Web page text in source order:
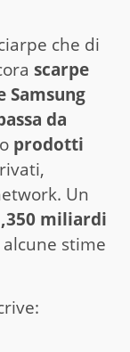
che di
scarpe
Samsung
da
prodotti
Un
miliardi
stime